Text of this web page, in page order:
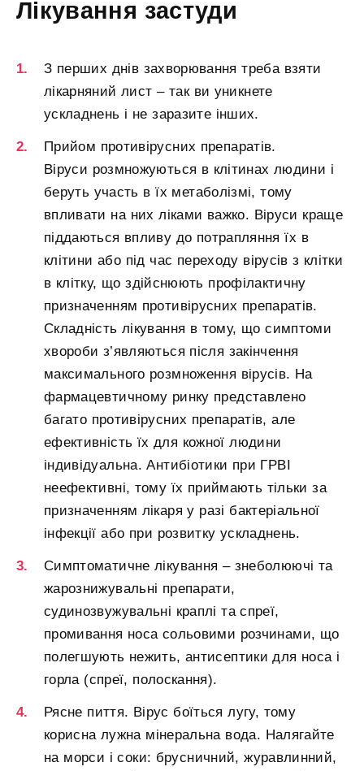
Лікування застуди
З перших днів захворювання треба взяти
лікарняний лист – так ви уникнете
ускладнень і не заразите інших.
Прийом противірусних препаратів.
Віруси розмножуються в клітинах людини і
беруть участь в їх метаболізмі, тому
впливати на них ліками важко. Віруси краще
піддаються впливу до потрапляння їх в
клітини або під час переходу вірусів з клітки
в клітку, що здійснюють профілактичну
призначенням противірусних препаратів.
Складність лікування в тому, що симптоми
хвороби з’являються після закінчення
максимального розмноження вірусів. На
фармацевтичному ринку представлено
багато противірусних препаратів, але
ефективність їх для кожної людини
індивідуальна. Антибіотики при ГРВІ
неефективні, тому їх приймають тільки за
призначенням лікаря у разі бактеріальної
інфекції або при розвитку ускладнень.
Симптоматичне лікування – знеболюючі та
жарознижувальні препарати,
судинозвужувальні краплі та спреї,
промивання носа сольовими розчинами, що
полегшують нежить, антисептики для носа і
горла (спреї, полоскання).
Рясне пиття. Вірус боїться лугу, тому
корисна лужна мінеральна вода. Налягайте
на морси і соки: брусничний, журавлинний,